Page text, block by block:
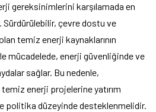
gereksinimlerini karşılamada en
çevre dostu ve
temiz enerji kaynaklarının
mücadelede, enerji güvenliğinde ve
sağlar. Bu nedenle,
enerji projelerine yatırım
politika düzeyinde desteklenmelidir.